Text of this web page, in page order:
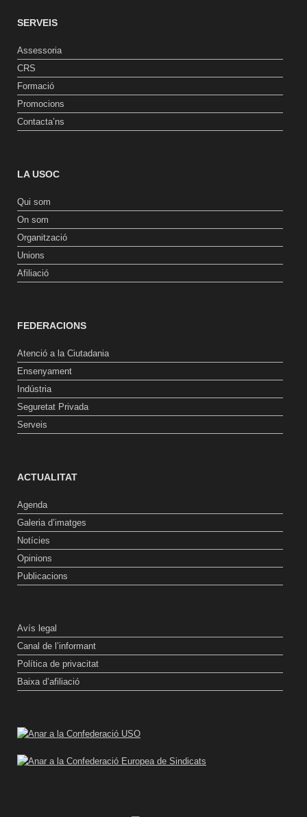
SERVEIS
Assessoria
CRS
Formació
Promocions
Contacta’ns
LA USOC
Qui som
On som
Organització
Unions
Afiliació
FEDERACIONS
Atenció a la Ciutadania
Ensenyament
Indústria
Seguretat Privada
Serveis
ACTUALITAT
Agenda
Galeria d’imatges
Notícies
Opinions
Publicacions
Avís legal
Canal de l’informant
Política de privacitat
Baixa d’afiliació